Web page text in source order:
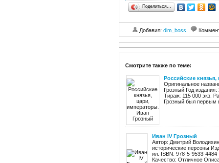
Поделиться…
Добавил: dim_boss
Смотрите также по теме:
Российские
Оригинальное
Грозный Год
Тираж: 115 000 экз.
Грозный был первым
Иван IV Грозный
Автор: Дмитрий
исторические персоны
ил. ISBN: 978-5-9533-
Качество: Отличное